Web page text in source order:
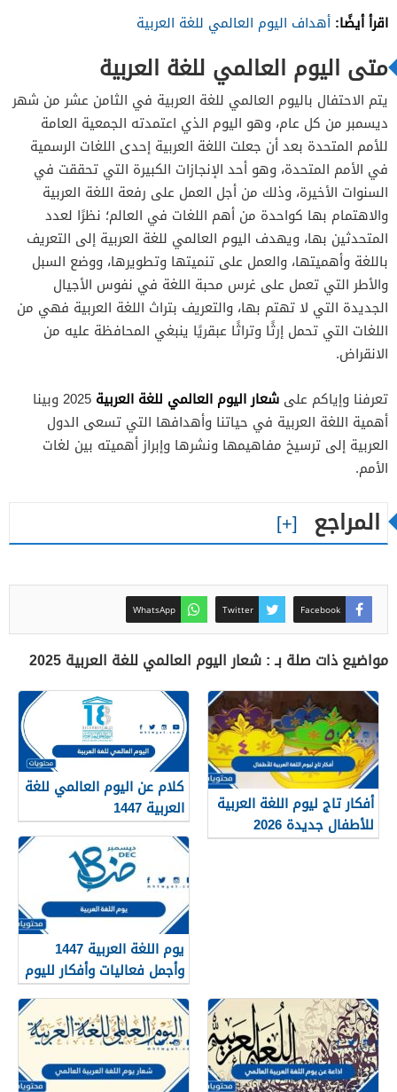
اقرأ أيضًا: أهداف اليوم العالمي للغة العربية
متى اليوم العالمي للغة العربية
يتم الاحتفال باليوم العالمي للغة العربية في الثامن عشر من شهر
ديسمبر من كل عام، وهو اليوم الذي اعتمدته الجمعية العامة
للأمم المتحدة بعد أن جعلت اللغة العربية إحدى اللغات الرسمية
في الأمم المتحدة، وهو أحد الإنجازات الكبيرة التي تحققت في
السنوات الأخيرة، وذلك من أجل العمل على رفعة اللغة العربية
والاهتمام بها كواحدة من أهم اللغات في العالم؛ نظرًا لعدد
المتحدثين بها، ويهدف اليوم العالمي للغة العربية إلى التعريف
باللغة وأهميتها، والعمل على تنميتها وتطويرها، ووضع السبل
والأطر التي تعمل على غرس محبة اللغة في نفوس الأجيال
الجديدة التي لا تهتم بها، والتعريف بتراث اللغة العربية فهي من
اللغات التي تحمل إرثًا وتراثًا عبقريًا ينبغي المحافظة عليه من
الانقراض.
تعرفنا وإياكم على شعار اليوم العالمي للغة العربية
2025 وبينا
أهمية اللغة العربية في حياتنا وأهدافها التي تسعى الدول
العربية إلى ترسيخ مفاهيمها ونشرها وإبراز أهميته بين لغات
الأمم.
المراجع
Facebook
Twitter
WhatsApp
مواضيع ذات صلة بـ : شعار اليوم العالمي للغة العربية 2025
أفكار تاج ليوم اللغة العربية
للأطفال جديدة 2026
كلام عن اليوم العالمي للغة
العربية 1447
يوم اللغة العربية 1447
وأجمل فعاليات وأفكار لليوم
العالمي للغة العربية